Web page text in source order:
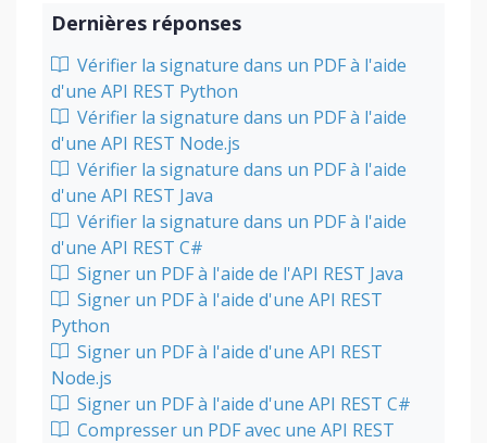
Dernières réponses
Vérifier la signature dans un PDF à l'aide
d'une API REST Python
Vérifier la signature dans un PDF à l'aide
d'une API REST Node.js
Vérifier la signature dans un PDF à l'aide
d'une API REST Java
Vérifier la signature dans un PDF à l'aide
d'une API REST C#
Signer un PDF à l'aide de l'API REST Java
Signer un PDF à l'aide d'une API REST
Python
Signer un PDF à l'aide d'une API REST
Node.js
Signer un PDF à l'aide d'une API REST C#
Compresser un PDF avec une API REST